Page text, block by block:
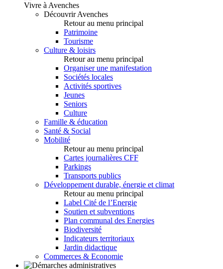
Vivre à Avenches
Découvrir Avenches
Retour au menu principal
Patrimoine
Tourisme
Culture & loisirs
Retour au menu principal
Organiser une manifestation
Sociétés locales
Activités sportives
Jeunes
Seniors
Culture
Famille & éducation
Santé & Social
Mobilité
Retour au menu principal
Cartes journalières CFF
Parkings
Transports publics
Développement durable, énergie et climat
Retour au menu principal
Label Cité de l’Energie
Soutien et subventions
Plan communal des Energies
Biodiversité
Indicateurs territoriaux
Jardin didactique
Commerces & Economie